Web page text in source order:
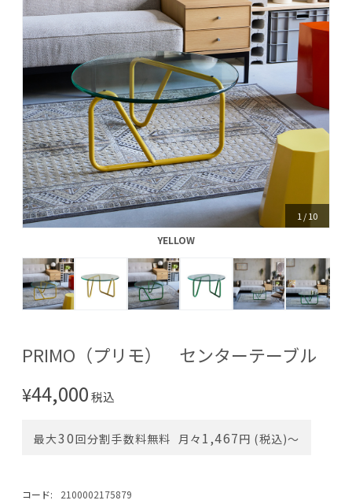
1 /10
YELLOW
PRIMO（プリモ） センターテーブル
¥44,000税込
最大30回分割手数料無料 月々 1,467円 (税込)〜
コード: 2100002175879